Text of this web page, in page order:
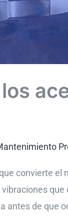
convierte
antes de que